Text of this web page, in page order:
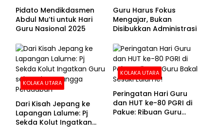
Pidato Mendikdasmen
Abdul Mu’ti untuk Hari
Guru Nasional 2025
Guru Harus Fokus
Mengajar, Bukan
Disibukkan Administrasi
KOLAKA UTARA
Dari Kisah Jepang ke
Lapangan Lalume: Pj
Sekda Kolut Ingatkan
KOLAKA UTARA
Peringatan Hari Guru
dan HUT ke-80 PGRI di
Pakue: Ribuan Guru